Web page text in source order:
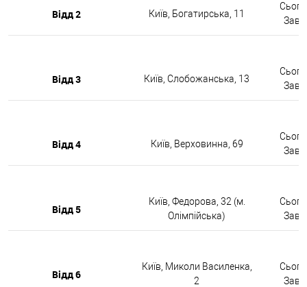
Відд 2 Київ, Богатирська, 11
Відд 3 Київ, Слобожанська, 13
Відд 4 Київ, Верховинна, 69
Відд 5
Київ, Федорова, 32 (м.
Олімпійська)
Відд 6
Київ, Миколи Василенка,
2